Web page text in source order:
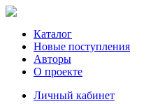
Каталог
Новые поступления
Авторы
О проекте
Личный кабинет